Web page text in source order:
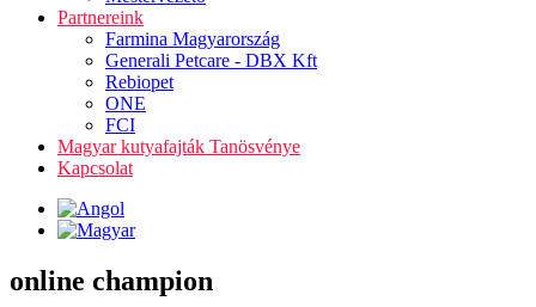
Partnereink
Farmina Magyarország
Generali Petcare - DBX Kft
Rebiopet
ONE
FCI
Magyar kutyafajták Tanösvénye
Kapcsolat
online champion